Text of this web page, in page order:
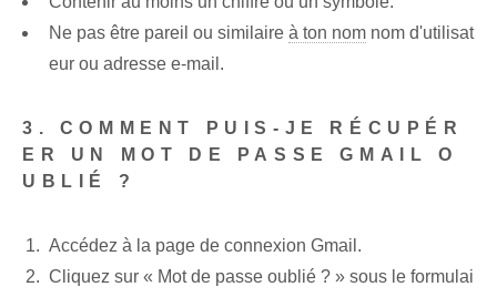
Ne pas être pareil ou similaire à ton nom nom d'utilisat
eur ou adresse e-mail.
3. COMMENT PUIS-JE RÉCUPÉR
ER UN MOT DE PASSE GMAIL O
UBLIÉ ?
Accédez à la page de connexion Gmail.
Cliquez sur « Mot de passe oublié ? » sous le formulai